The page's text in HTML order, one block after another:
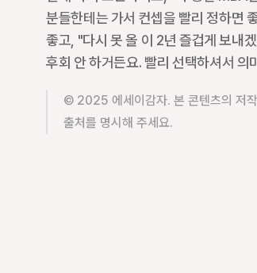
분들한테는 가서 컨셉을 빨리 정하면
좋고, "다시 못 올 이 2년 즐겁게 보내
후회 안 하거든요. 빨리 선택하셔서
© 2025 에세이감자. 본 콘텐츠의 저작
출처를 명시해 주세요.